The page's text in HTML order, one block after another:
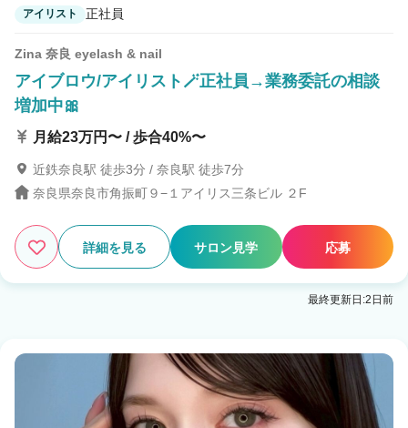
業務委託・フリーランス
詳細条件
カット専門店
この条件の求人数2件
検索する
アイリスト 正社員
Zina 奈良 eyelash & nail
アイブロウ/アイリスト🪄正社員→業務委託の相談
増加中🎀
月給23万円〜 / 歩合40%〜
近鉄奈良駅 徒歩3分 / 奈良駅 徒歩7分
奈良県奈良市角振町９−１アイリス三条ビル ２F
詳細を見る サロン見学 応募
最終更新日:2日前